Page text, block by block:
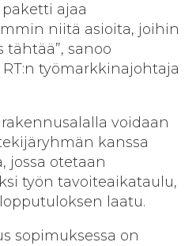
ajaa
niitä asioita, joihin
sanoo
työmarkkinajohtaja
voidaan
kanssa
jossa otetaan
työn tavoiteaikataulu,
laatu.
sopimuksessa on